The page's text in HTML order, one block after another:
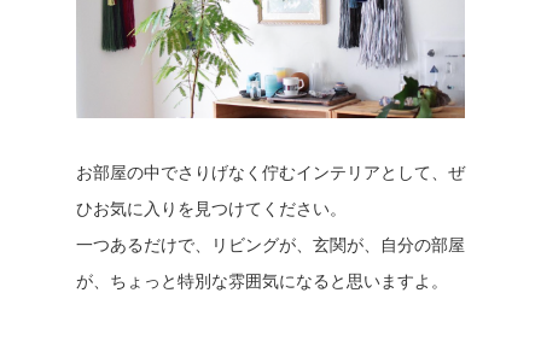
お部屋の中でさりげなく佇むインテリアとして、ぜ
ひお気に入りを見つけてください。
一つあるだけで、リビングが、玄関が、自分の部屋
が、ちょっと特別な雰囲気になると思いますよ。